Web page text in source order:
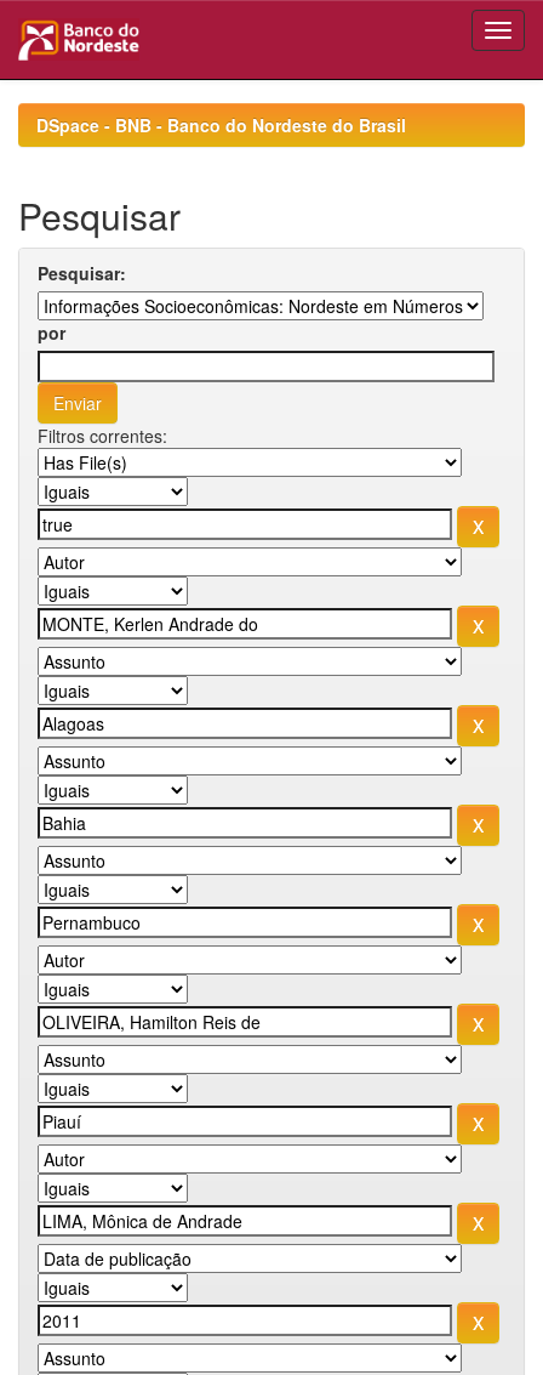
navigationDSpace - BNB - Banco do Nordeste do Brasil
Pesquisar
Pesquisar:
por
Filtros correntes: